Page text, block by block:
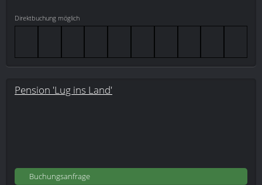
Direktbuchung möglich
Pension 'Lug ins Land'
Buchungsanfrage